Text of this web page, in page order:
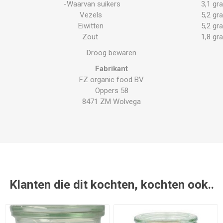
-Waarvan suikers
3,1
Vezels
5,2
Eiwitten
5,2
Zout
1,8
Droog bewaren
Fabrikant
FZ organic food BV
Oppers 58
8471 ZM Wolvega
Klanten die dit kochten, kochten ook..